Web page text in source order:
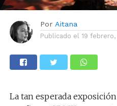
Por Aitana
Publicado el 19
La tan esperada